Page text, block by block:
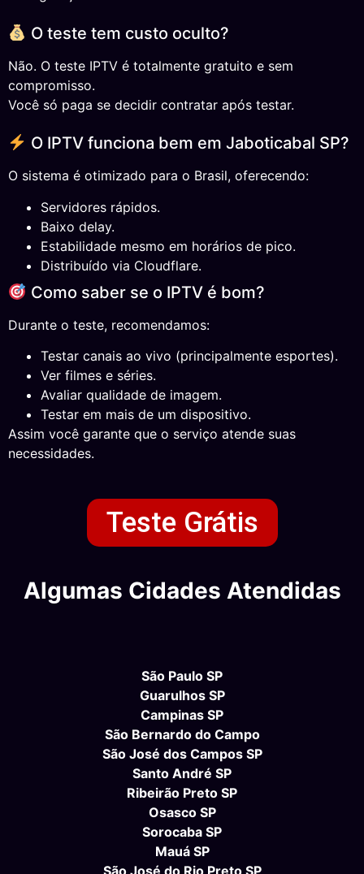
O teste tem custo oculto?
Não. O teste IPTV é totalmente gratuito e sem
compromisso.
Você só paga se decidir contratar após testar.
O IPTV funciona bem em Jaboticabal SP?
O sistema é otimizado para o Brasil, oferecendo:
Servidores rápidos.
Baixo delay.
Estabilidade mesmo em horários de pico.
Distribuído via Cloudflare.
Como saber se o IPTV é bom?
Durante o teste, recomendamos:
Testar canais ao vivo (principalmente esportes).
Ver filmes e séries.
Avaliar qualidade de imagem.
Testar em mais de um dispositivo.
Assim você garante que o serviço atende suas
necessidades.
Teste Grátis
Algumas Cidades Atendidas
São Paulo SP
Guarulhos SP
Campinas SP
São Bernardo do Campo
São José dos Campos SP
Santo André SP
Ribeirão Preto SP
Osasco SP
Sorocaba SP
Mauá SP